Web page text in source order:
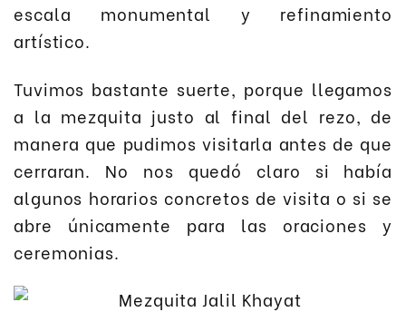
escala monumental y refinamiento
artístico.
Tuvimos bastante suerte, porque llegamos
a la mezquita justo al final del rezo, de
manera que pudimos visitarla antes de que
cerraran. No nos quedó claro si había
algunos horarios concretos de visita o si se
abre únicamente para las oraciones y
ceremonias.